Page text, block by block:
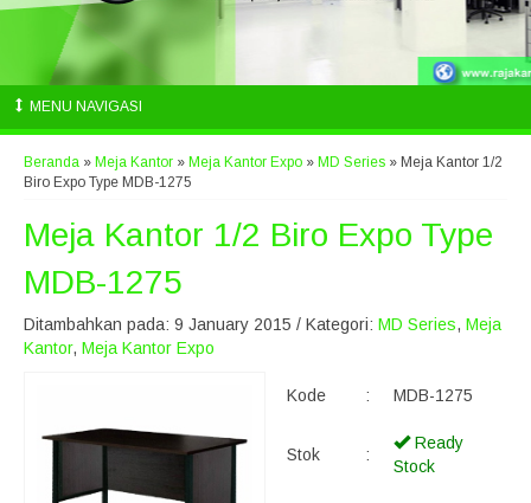
MENU NAVIGASI
Beranda » Meja Kantor » Meja Kantor Expo » MD Series » Meja Kantor 1/2
Biro Expo Type MDB-1275
Meja Kantor 1/2 Biro Expo Type
MDB-1275
Ditambahkan pada: 9 January 2015 / Kategori: MD Series, Meja
Kantor, Meja Kantor Expo
Kode : MDB-1275
Stok :
Ready
Stock